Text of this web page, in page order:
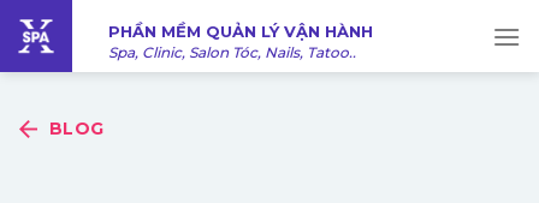
Bỏ
qua
nội
PHẦN MỀM QUẢN LÝ VẬN HÀNH
Spa, Clinic, Salon Tóc, Nails, Tatoo..
BLOG